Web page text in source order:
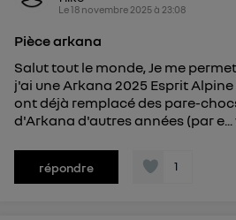
Le18 novembre 2025à 23:08
Pièce arkana
Salut tout le monde, Je me
j'ai une Arkana 2025 Esprit
ont déjà remplacé des pare-
d'Arkana d'autres années (par e...
répondre 1